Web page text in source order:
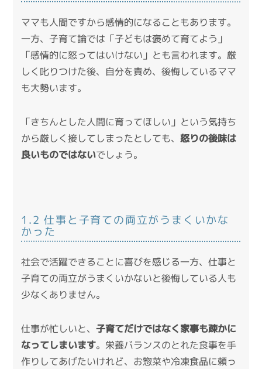
ママも人間ですから感情的になることもあります。
一方、子育て論では「子どもは褒めて育てよう」
「感情的に怒ってはいけない」とも言われます。厳
しく叱りつけた後、自分を責め、後悔しているママ
も大勢います。
「きちんとした人間に育ってほしい」という気持ち
から厳しく接してしまったとしても、怒りの後味は
良いものではないでしょう。
1.2 仕事と子育ての両立がうまくいかな
かった
社会で活躍できることに喜びを感じる一方、仕事と
子育ての両立がうまくいかないと後悔している人も
少なくありません。
仕事が忙しいと、子育てだけではなく家事も疎かに
なってしまいます。栄養バランスのとれた食事を手
作りしてあげたいけれど、お惣菜や冷凍食品に頼っ